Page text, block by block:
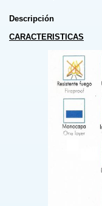
Descripción
CARACTERISTICAS